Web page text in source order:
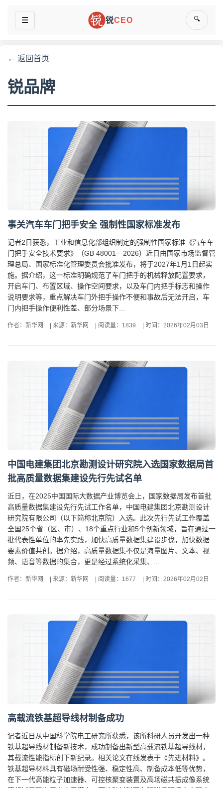
☰ 锐CEO 🔍
← 返回首页
锐品牌
事关汽车车门把手安全 强制性国家标准发布
记者2日获悉，工业和信息化部组织制定的强制性国家标准《汽车车
门把手安全技术要求》（GB 48001—2026）近日由国家市场监督管
理总局、国家标准化管理委员会批准发布，将于2027年1月1日起实
施。据介绍，这一标准明确规范了车门把手的机械释放配置要求，
开启车门、布置区域、操作空间要求，以及车门内把手标志和操作
说明要求等，重点解决车门外把手操作不便和事故后无法开启，车
门内把手操作便利性差、部分场景下...
作者：新华网 来源：新华网 阅读量：1839 时间：2026年02月03日
中国电建集团北京勘测设计研究院入选国家数据局首
批高质量数据集建设先行先试名单
近日，在2025中国国际大数据产业博览会上，国家数据局发布首批
高质量数据集建设先行先试工作名单，中国电建集团北京勘测设计
研究院有限公司（以下简称北京院）入选。此次先行先试工作覆盖
全国25个省（区、市）、18个重点行业和5个创新领域，旨在通过一
批代表性单位的率先实践，加快高质量数据集建设步伐，加快数据
要素价值共创。据介绍，高质量数据集不仅是海量图片、文本、视
频、语音等数据的集合，更是经过系统化采集、...
作者：新华网 来源：新华网 阅读量：1677 时间：2026年02月02日
高载流铁基超导线材制备成功
记者近日从中国科学院电工研究所获悉，该所科研人员开发出一种
铁基超导线材制备新技术，成功制备出新型高载流铁基超导线材，
其载流性能指标创下新纪录。相关论文在线发表于《先进材料》。
铁基超导材料具有磁场耐受性强、稳定性高、制备成本低等优势，
在下一代高能粒子加速器、可控核聚变装置及高场磁共振成像系统